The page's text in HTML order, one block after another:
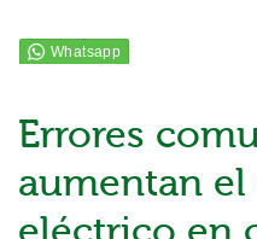
Errores
aumentan